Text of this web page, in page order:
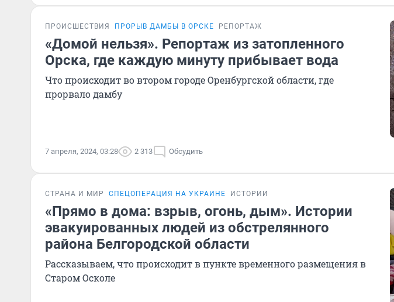
ПРОИСШЕСТВИЯ ПРОРЫВ ДАМБЫ В ОРСКЕ РЕПОРТАЖ
«Домой нельзя». Репортаж из затопленного
Орска, где каждую минуту прибывает вода
Что происходит во втором городе Оренбургской области, где
прорвало дамбу
7 апреля, 2024, 03:28 2 313 Обсудить
СТРАНА И МИР СПЕЦОПЕРАЦИЯ НА УКРАИНЕ ИСТОРИИ
«Прямо в дома: взрыв, огонь, дым». Истории
эвакуированных людей из обстрелянного
района Белгородской области
Рассказываем, что происходит в пункте временного размещения в
Старом Осколе